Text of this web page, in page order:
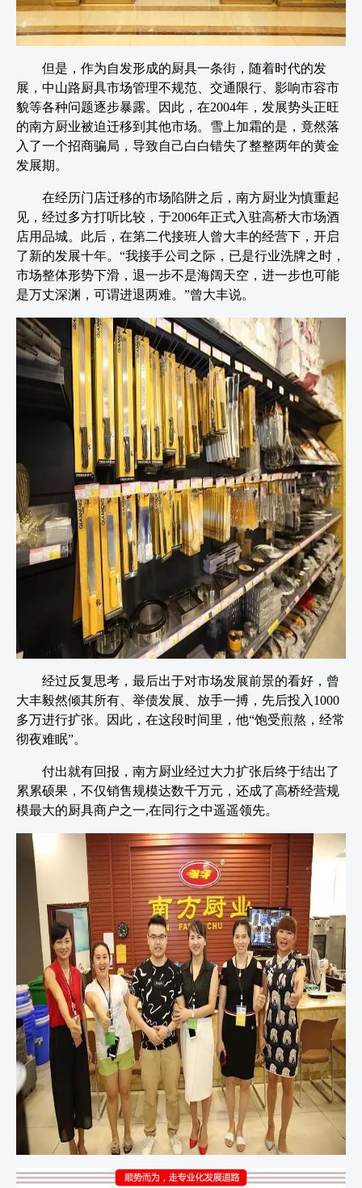
但是，作为自发形成的厨具一条街，随着时代的发
展，中山路厨具市场管理不规范、交通限行、影响市容市
貌等各种问题逐步暴露。因此，在2004年，发展势头正旺
的南方厨业被迫迁移到其他市场。雪上加霜的是，竟然落
入了一个招商骗局，导致自己白白错失了整整两年的黄金
发展期。
在经历门店迁移的市场陷阱之后，南方厨业为慎重起
见，经过多方打听比较，于2006年正式入驻高桥大市场酒
店用品城。此后，在第二代接班人曾大丰的经营下，开启
了新的发展十年。“我接手公司之际，已是行业洗牌之时，
市场整体形势下滑，退一步不是海阔天空，进一步也可能
是万丈深渊，可谓进退两难。”曾大丰说。
经过反复思考，最后出于对市场发展前景的看好，曾
大丰毅然倾其所有、举债发展、放手一搏，先后投入1000
多万进行扩张。因此，在这段时间里，他“饱受煎熬，经常
彻夜难眠”。
付出就有回报，南方厨业经过大力扩张后终于结出了
累累硕果，不仅销售规模达数千万元，还成了高桥经营规
模最大的厨具商户之一,在同行之中遥遥领先。